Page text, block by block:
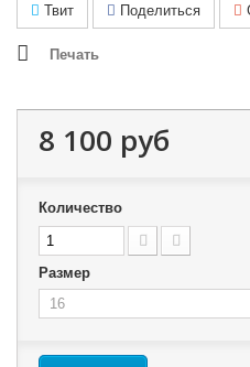
Твит Поделиться
Печать
8 100 руб
Количество
Размер